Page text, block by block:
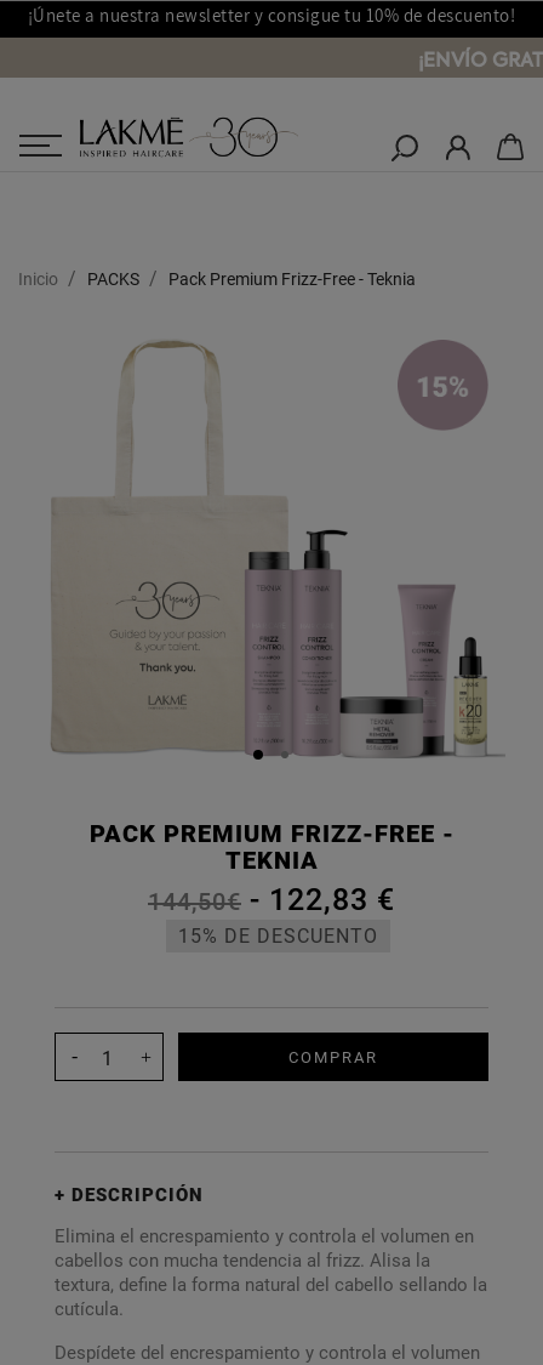
¡Únete a nuestra newsletter y consigue tu 10% de descuento!
¡ENVÍO
Salones Lakmé
Inicio PACKS Pack Premium Frizz-Free - Teknia
PACK PREMIUM FRIZZ-FREE -
TEKNIA
144,50€ - 122,83 €
15% DE DESCUENTO
COMPRAR
DESCRIPCIÓN
Elimina el encrespamiento y controla el volumen en
cabellos con mucha tendencia al frizz. Alisa la
textura, define la forma natural del cabello sellando la
cutícula.
Despídete del encrespamiento y controla el volumen